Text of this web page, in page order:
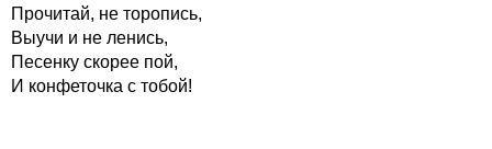
Прочитай, не торопись,
Выучи и не ленись,
Песенку скорее пой,
И конфеточка с тобой!